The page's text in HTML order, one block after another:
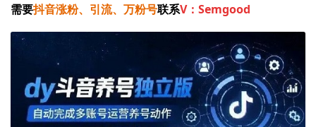
需要抖音涨粉、引流、万粉号联系V：Semgood